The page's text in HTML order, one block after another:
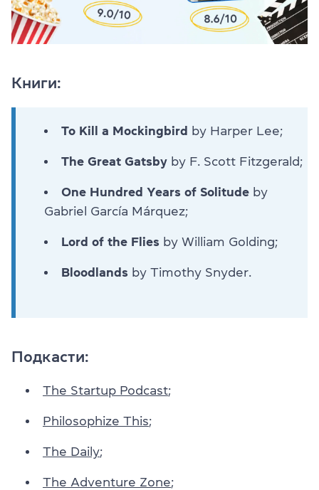
Книги:
To Kill a Mockingbird by Harper Lee;
The Great Gatsby by F. Scott Fitzgerald;
One Hundred Years of Solitude by
Gabriel García Márquez;
Lord of the Flies by William Golding;
Bloodlands by Timothy Snyder.
Подкасти:
The Startup Podcast;
Philosophize This;
The Daily;
The Adventure Zone;